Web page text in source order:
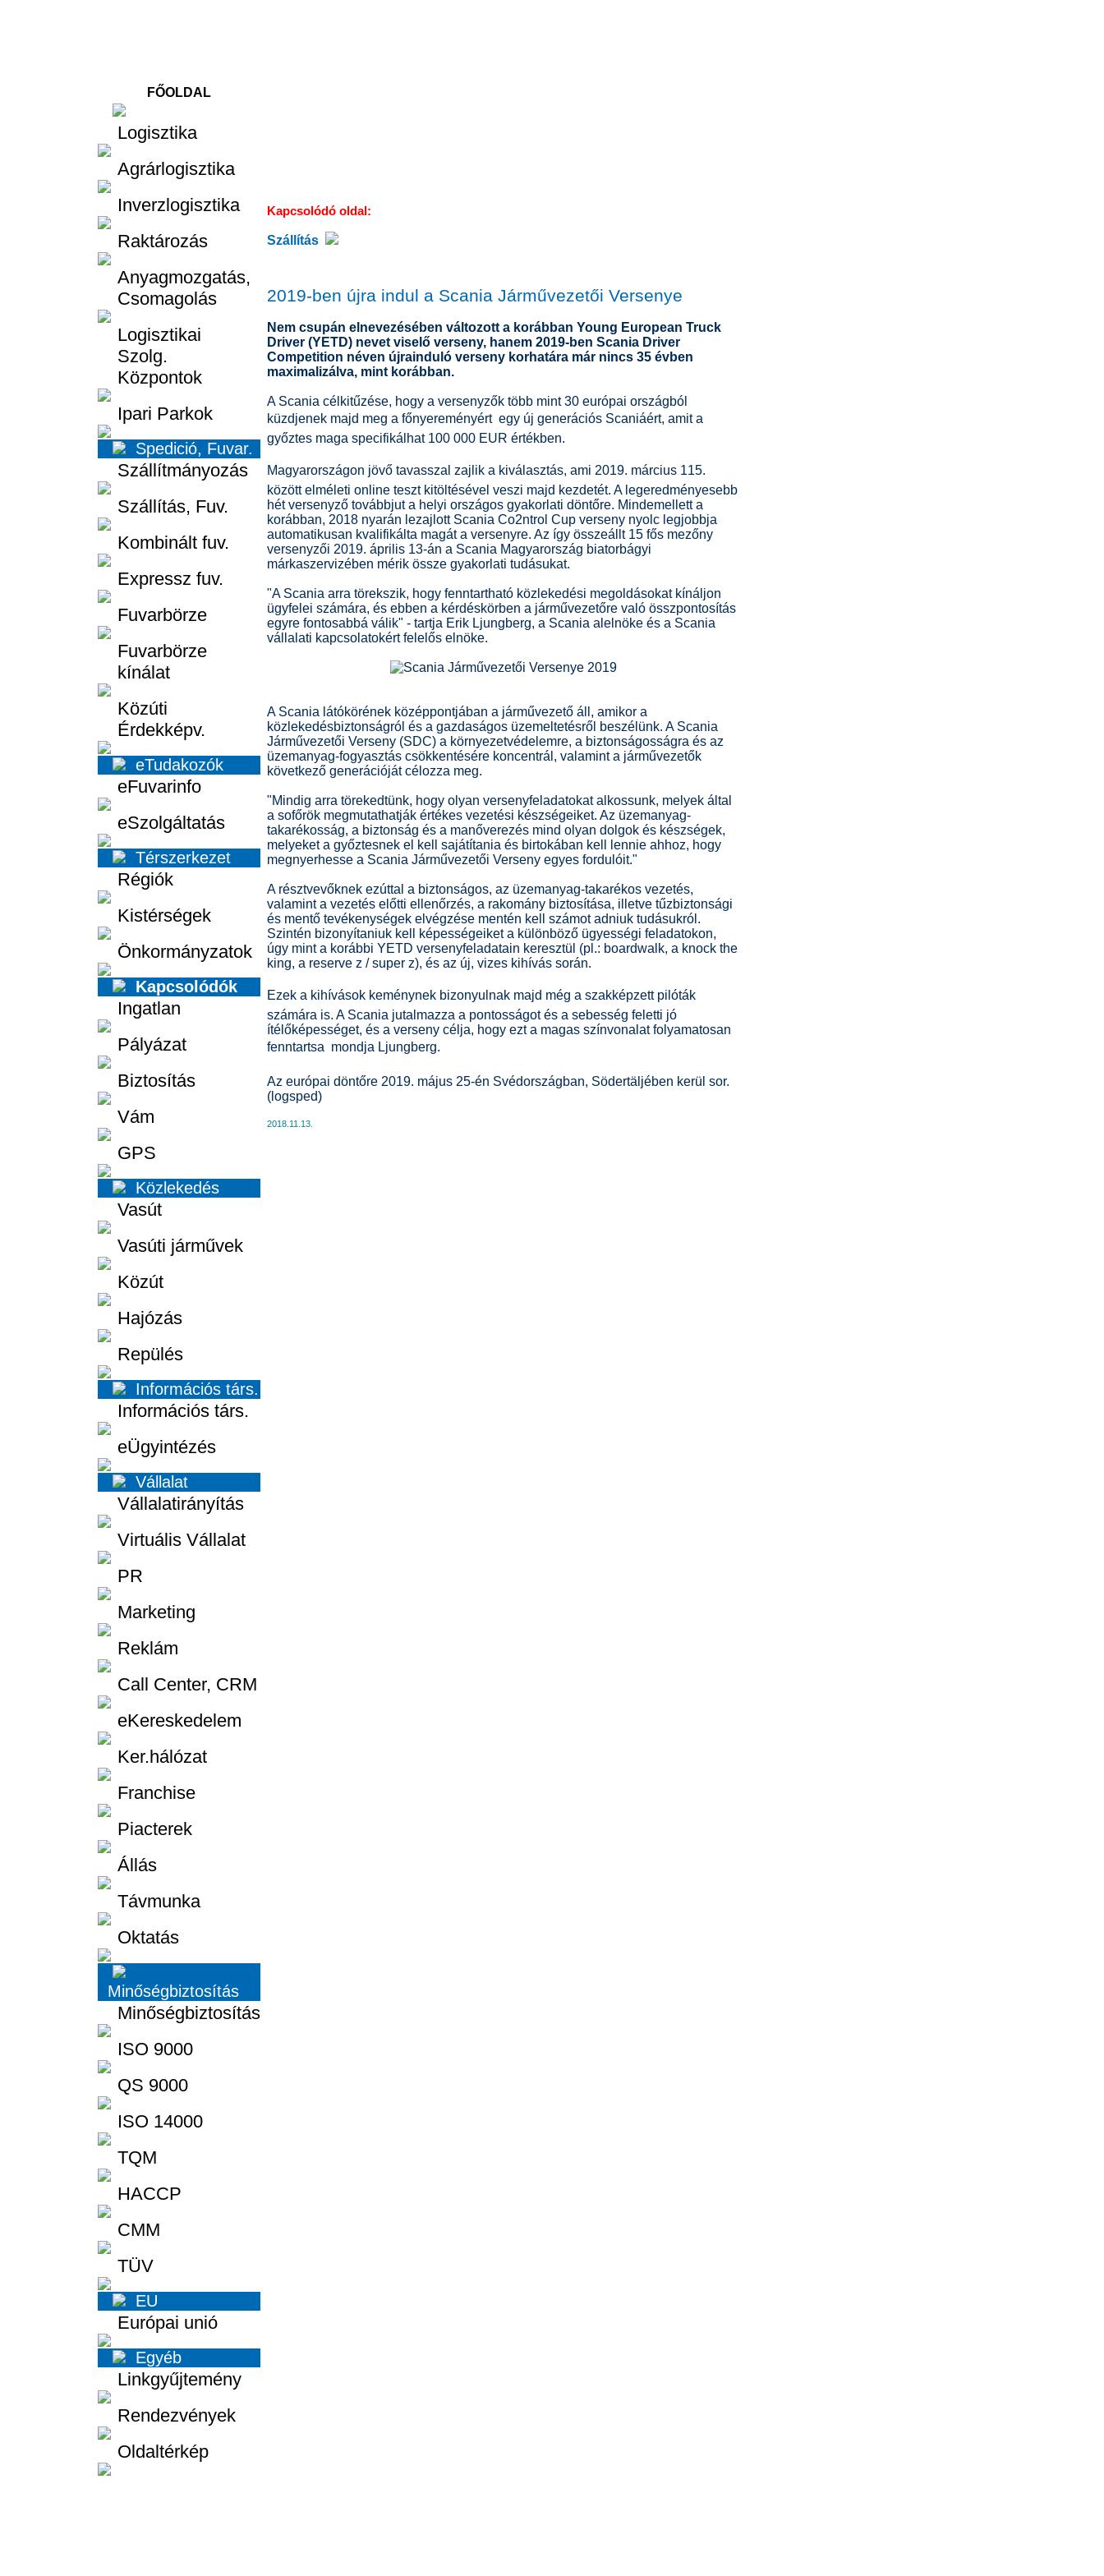
FŐOLDAL
Logisztika
Agrárlogisztika
Inverzlogisztika
Raktározás
Anyagmozgatás,
Csomagolás
Logisztikai
Szolg.
Központok
Ipari Parkok
Spedició, Fuvar.
Szállítmányozás
Szállítás, Fuv.
Kombinált fuv.
Expressz fuv.
Fuvarbörze
Fuvarbörze
kínálat
Közúti
Érdekképv.
eTudakozók
eFuvarinfo
eSzolgáltatás
Térszerkezet
Régiók
Kistérségek
Önkormányzatok
Kapcsolódók
Ingatlan
Pályázat
Biztosítás
Vám
GPS
Közlekedés
Vasút
Vasúti járművek
Közút
Hajózás
Repülés
Információs társ.
Információs társ.
eÜgyintézés
Vállalat
Vállalatirányítás
Virtuális Vállalat
PR
Marketing
Reklám
Call Center, CRM
eKereskedelem
Ker.hálózat
Franchise
Piacterek
Állás
Távmunka
Oktatás
Minőségbiztosítás
Minőségbiztosítás
ISO 9000
QS 9000
ISO 14000
TQM
HACCP
CMM
TÜV
EU
Európai unió
Egyéb
Linkgyűjtemény
Rendezvények
Oldaltérkép
Kapcsolódó oldal:
Szállítás
2019-ben újra indul a Scania Járművezetői Versenye
Nem csupán elnevezésében változott a korábban Young European Truck
Driver (YETD) nevet viselő verseny, hanem 2019-ben Scania Driver
Competition néven újrainduló verseny korhatára már nincs 35 évben
maximalizálva, mint korábban.
A Scania célkitűzése, hogy a versenyzők több mint 30 európai országból
küzdjenek majd meg a főnyereményért  egy új generációs Scaniáért, amit a
győztes maga specifikálhat 100 000 EUR értékben.
Magyarországon jövő tavasszal zajlik a kiválasztás, ami 2019. március 115.
között elméleti online teszt kitöltésével veszi majd kezdetét. A legeredményesebb
hét versenyző továbbjut a helyi országos gyakorlati döntőre. Mindemellett a
korábban, 2018 nyarán lezajlott Scania Co2ntrol Cup verseny nyolc legjobbja
automatikusan kvalifikálta magát a versenyre. Az így összeállt 15 fős mezőny
versenyzői 2019. április 13-án a Scania Magyarország biatorbágyi
márkaszervizében mérik össze gyakorlati tudásukat.
"A Scania arra törekszik, hogy fenntartható közlekedési megoldásokat kínáljon
ügyfelei számára, és ebben a kérdéskörben a járművezetőre való összpontosítás
egyre fontosabbá válik" - tartja Erik Ljungberg, a Scania alelnöke és a Scania
vállalati kapcsolatokért felelős elnöke.
A Scania látókörének középpontjában a járművezető áll, amikor a
közlekedésbiztonságról és a gazdaságos üzemeltetésről beszélünk. A Scania
Járművezetői Verseny (SDC) a környezetvédelemre, a biztonságosságra és az
üzemanyag-fogyasztás csökkentésére koncentrál, valamint a járművezetők
következő generációját célozza meg.
"Mindig arra törekedtünk, hogy olyan versenyfeladatokat alkossunk, melyek által
a sofőrök megmutathatják értékes vezetési készségeiket. Az üzemanyag-
takarékosság, a biztonság és a manőverezés mind olyan dolgok és készségek,
melyeket a győztesnek el kell sajátítania és birtokában kell lennie ahhoz, hogy
megnyerhesse a Scania Járművezetői Verseny egyes fordulóit."
A résztvevőknek ezúttal a biztonságos, az üzemanyag-takarékos vezetés,
valamint a vezetés előtti ellenőrzés, a rakomány biztosítása, illetve tűzbiztonsági
és mentő tevékenységek elvégzése mentén kell számot adniuk tudásukról.
Szintén bizonyítaniuk kell képességeiket a különböző ügyességi feladatokon,
úgy mint a korábbi YETD versenyfeladatain keresztül (pl.: boardwalk, a knock the
king, a reserve z / super z), és az új, vizes kihívás során.
Ezek a kihívások keménynek bizonyulnak majd még a szakképzett pilóták
számára is. A Scania jutalmazza a pontosságot és a sebesség feletti jó
ítélőképességet, és a verseny célja, hogy ezt a magas színvonalat folyamatosan
fenntartsa  mondja Ljungberg.
Az európai döntőre 2019. május 25-én Svédországban, Södertäljében kerül sor.
(logsped)
2018.11.13.